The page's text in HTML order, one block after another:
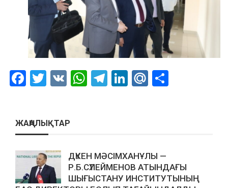
Facebook
Twitter
VK WhatsApp
Telegram
LinkedIn
Mail.Ru
ЖАҢАЛЫҚТАР
ДҮКЕН МӘСІМХАНҰЛЫ —
Р.Б.СҮЛЕЙМЕНОВ АТЫНДАҒЫ
ШЫҒЫСТАНУ ИНСТИТУТЫНЫҢ